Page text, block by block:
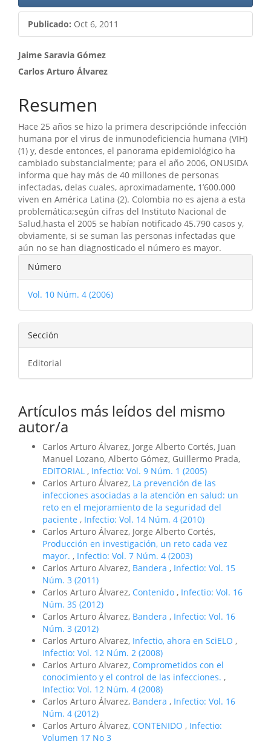
Publicado: Oct 6, 2011
Contenido
principal
del
artículo
Jaime Saravia Gómez
Carlos Arturo Álvarez
Resumen
Hace 25 años se hizo la primera descripciónde infección
humana por el virus de inmunodeficiencia humana (VIH)
(1) y, desde entonces, el panorama epidemiológico ha
cambiado substancialmente; para el año 2006, ONUSIDA
informa que hay más de 40 millones de personas
infectadas, delas cuales, aproximadamente, 1’600.000
viven en América Latina (2). Colombia no es ajena a esta
problemática;según cifras del Instituto Nacional de
Salud,hasta el 2005 se habían notificado 45.790 casos y,
obviamente, si se suman las personas infectadas que
aún no se han diagnosticado el número es mayor.
Detalles
del
artículo
Número
Vol. 10 Núm. 4 (2006)
Sección
Editorial
Artículos más leídos del mismo
autor/a
Carlos Arturo Álvarez, Jorge Alberto Cortés, Juan
Manuel Lozano, Alberto Gómez, Guillermo Prada,
EDITORIAL , Infectio: Vol. 9 Núm. 1 (2005)
Carlos Arturo Álvarez, La prevención de las
infecciones asociadas a la atención en salud: un
reto en el mejoramiento de la seguridad del
paciente , Infectio: Vol. 14 Núm. 4 (2010)
Carlos Arturo Álvarez, Jorge Alberto Cortés,
Producción en investigación, un reto cada vez
mayor. , Infectio: Vol. 7 Núm. 4 (2003)
Carlos Arturo Alvarez, Bandera , Infectio: Vol. 15
Núm. 3 (2011)
Carlos Arturo Álvarez, Contenido , Infectio: Vol. 16
Núm. 3S (2012)
Carlos Arturo Álvarez, Bandera , Infectio: Vol. 16
Núm. 3 (2012)
Carlos Arturo Alvarez, Infectio, ahora en SciELO ,
Infectio: Vol. 12 Núm. 2 (2008)
Carlos Arturo Alvarez, Comprometidos con el
conocimiento y el control de las infecciones. ,
Infectio: Vol. 12 Núm. 4 (2008)
Carlos Arturo Álvarez, Bandera , Infectio: Vol. 16
Núm. 4 (2012)
Carlos Arturo Álvarez, CONTENIDO , Infectio:
Volumen 17 No 3